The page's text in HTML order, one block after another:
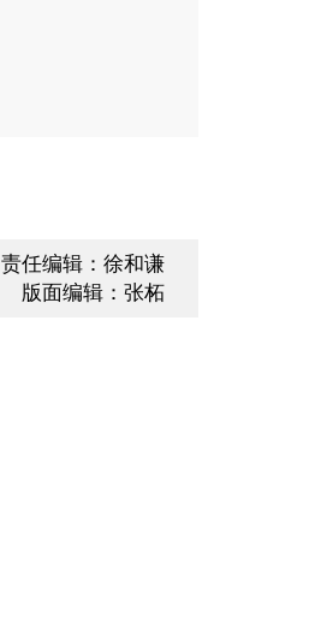
责任编辑：徐和谦
版面编辑：张柘